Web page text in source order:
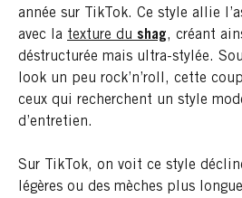
année sur TikTok. Ce style allie
avec la texture du shag, créant
déstructurée mais ultra-stylée.
look un peu rock’n’roll, cette
ceux qui recherchent un style
d’entretien.
Sur TikTok, on voit ce style
légères ou des mèches plus